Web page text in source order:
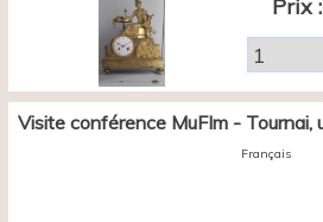
Prix :
Visite conférence MuFIm - Tournai,
Français